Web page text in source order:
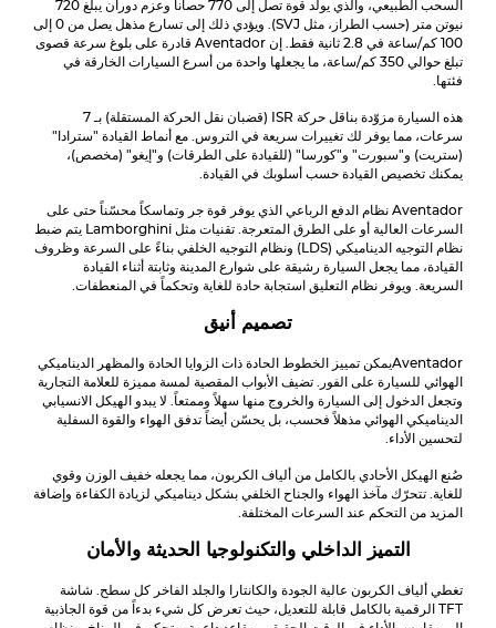
السحب الطبيعي، والذي يولد قوة تصل إلى 770 حصاناً وعزم دوران يبلغ 720
نيوتن متر (حسب الطراز، مثل SVJ). ويؤدي ذلك إلى تسارع مذهل يصل من 0 إلى
100 كم/ساعة في 2.8 ثانية فقط. إن
Aventador قادرة على بلوغ سرعة قصوى
تبلغ حوالي 350 كم/ساعة، ما يجعلها واحدة من أسرع السيارات الخارقة في
فئتها.
هذه السيارة مزوّدة بناقل حركة ISR (قضبان نقل الحركة المستقلة) بـ 7
سرعات، مما يوفر لك تغييرات سريعة في التروس. مع أنماط القيادة "سترادا"
(ستريت) و"سبورت" و"كورسا" (للقيادة على الطرقات) و"إيغو" (مخصص)،
يمكنك تخصيص القيادة حسب أسلوبك في القيادة.
Aventador نظام الدفع الرباعي الذي يوفر قوة جر وتماسكاً محسّناً حتى على
السرعات العالية أو على الطرق المتعرجة. تقنيات مثل Lamborghini
يتم ضبط
نظام التوجيه الديناميكي (LDS) ونظام التوجيه الخلفي بناءً على السرعة وظروف
القيادة، مما يجعل السيارة رشيقة على شوارع المدينة وثابتة أثناء القيادة
السريعة. ويوفر نظام التعليق استجابة حادة للغاية وتحكماً في المنعطفات.
تصميم أنيق
Aventadorيمكن تمييز الخطوط الحادة ذات الزوايا الحادة والمظهر الديناميكي
الهوائي للسيارة على الفور. تضيف الأبواب المقصية لمسة مميزة للعلامة التجارية
وتجعل الدخول إلى السيارة والخروج منها سهلاً وممتعاً. لا يبدو الهيكل الانسيابي
الديناميكي الهوائي مذهلاً فحسب، بل يحسّن أيضاً تدفق الهواء والقوة السفلية
لتحسين الأداء.
صُنع الهيكل الأحادي بالكامل من ألياف الكربون، مما يجعله خفيف الوزن وقوي
للغاية. تتحرّك مآخذ الهواء والجناح الخلفي بشكل ديناميكي لزيادة الكفاءة وإضافة
المزيد من التحكم عند السرعات المختلفة.
التميز الداخلي والتكنولوجيا الحديثة والأمان
تغطي ألياف الكربون عالية الجودة والكانتارا والجلد الفاخر كل سطح. شاشة
TFT الرقمية بالكامل قابلة للتعديل، حيث تعرض كل شيء بدءاً من قوة الجاذبية